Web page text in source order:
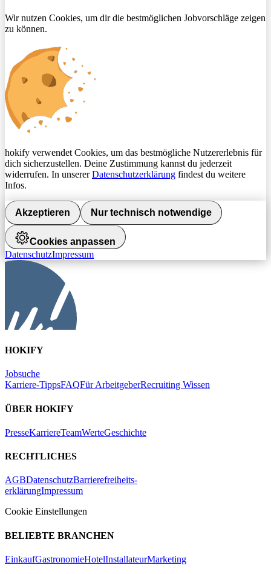
Wir nutzen Cookies, um dir die bestmöglichen Jobvorschläge zeigen
zu können.
hokify verwendet Cookies, um das bestmögliche Nutzererlebnis für
dich sicherzustellen. Deine Zustimmung kannst du jederzeit
widerrufen. In unsererDatenschutzerklärung findest du weitere
Infos.
Akzeptieren Nur technisch notwendige
Cookies anpassen
DatenschutzImpressum
HOKIFY
Jobsuche
Karriere-TippsFAQFür ArbeitgeberRecruiting Wissen
ÜBER HOKIFY
PresseKarriereTeamWerteGeschichte
RECHTLICHES
AGBDatenschutzBarrierefreiheits-
erklärungImpressum
Cookie Einstellungen
BELIEBTE BRANCHEN
EinkaufGastronomieHotelInstallateurMarketing